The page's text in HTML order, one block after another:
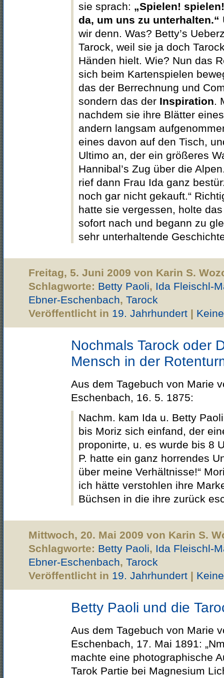
sie sprach: „Spielen!
da, um uns zu unterhalten.“
wir denn. Was? Betty’s
Tarock, weil sie ja doch
Händen hielt. Wie? Nun das
sich beim Kartenspielen
das der Berrechnung und
sondern das der Inspiration.
nachdem sie ihre Blätter
andern langsam
eines davon auf den Tisch,
Ultimo an, der ein größeres
Hannibal’s Zug über die
rief dann Frau Ida ganz
noch gar nicht gekauft.“
hatte sie vergessen, holte
sofort nach und begann zu
sehr unterhaltende
Freitag, 5. Juni 2009 von Karin S.
Schlagworte: Betty Paoli, Ida Fleischl-
Ebner-Eschenbach, Tarock
Veröffentlicht in 19. Jahrhundert |
Nochmals Tarock oder
Mensch in der
Aus dem Tagebuch von Marie
Eschenbach, 16. 5. 1875:
Nachm. kam Ida u. Betty
bis Moriz sich einfand, der
proponirte, u. es wurde bis 8
P. hatte ein ganz horrendes
über meine Verhältnisse!“
ich hätte verstohlen ihre
Büchsen in die ihre zurück
Mittwoch, 20. Mai 2009 von Karin S.
Schlagworte: Betty Paoli, Ida Fleischl-
Ebner-Eschenbach, Tarock
Veröffentlicht in 19. Jahrhundert |
Betty Paoli und die
Aus dem Tagebuch von Marie
Eschenbach, 17. Mai 1891:
machte eine photographische
Tarok Partie bei Magnesium